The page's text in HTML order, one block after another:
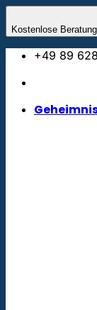
Kostenlose
+49 89